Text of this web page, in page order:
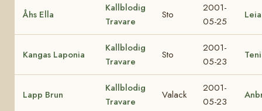
Åhs Ella
Kallblodig
Travare
Sto
2001-
05-25
Kangas Laponia
Kallblodig
Travare
Sto
2001-
05-23
Lapp Brun
Kallblodig
Travare
Valack
2001-
05-23